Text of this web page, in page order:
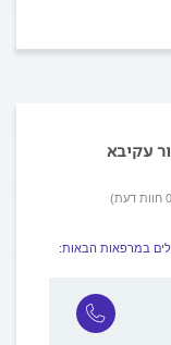
עקיבא
במרפאות הבאות: